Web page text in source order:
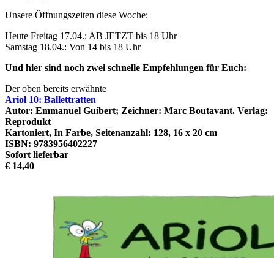
Unsere Öffnungszeiten diese Woche:
Heute Freitag 17.04.: AB JETZT bis 18 Uhr
Samstag 18.04.: Von 14 bis 18 Uhr
Und hier sind noch zwei schnelle Empfehlungen für Euch:
Der oben bereits erwähnte
Ariol 10: Ballettratten
Autor: Emmanuel Guibert; Zeichner: Marc Boutavant. Verlag:
Reprodukt
Kartoniert, In Farbe, Seitenanzahl: 128, 16 x 20 cm
ISBN: 9783956402227
Sofort lieferbar
€ 14,40